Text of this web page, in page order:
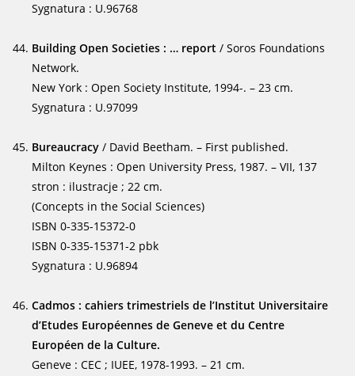
Sygnatura : U.96768
Building Open Societies : … report / Soros Foundations
Network.
New York : Open Society Institute, 1994-. – 23 cm.
Sygnatura : U.97099
Bureaucracy / David Beetham. – First published.
Milton Keynes : Open University Press, 1987. – VII, 137
stron : ilustracje ; 22 cm.
(Concepts in the Social Sciences)
ISBN 0-335-15372-0
ISBN 0-335-15371-2 pbk
Sygnatura : U.96894
Cadmos : cahiers trimestriels de l’Institut Universitaire
d’Etudes Européennes de Geneve et du Centre
Européen de la Culture.
Geneve : CEC ; IUEE, 1978-1993. – 21 cm.